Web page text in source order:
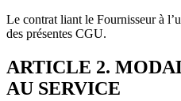
Le contrat liant le Fournisseur à
des présentes CGU.
ARTICLE 2.
AU SERVICE